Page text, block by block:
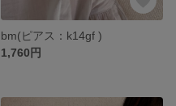
bm(ピアス：k14gf )
1,760円